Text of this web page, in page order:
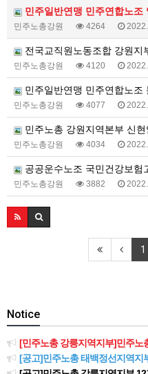
민주일반연맹 민주연합노조
민주노총강원 4264
전국교직원노동조합 강원지
민주노총강원 4120
민주일반연맹 민주연합노조
민주노총강원 4077
민주노총 강원지역본부 신현
민주노총강원 4034
공공운수노조 국민건강보험
민주노총강원 3882
1
Notice
[민주노총 강릉지역지부]민주노총 강릉
[공고]민주노총 태백정선지역지부